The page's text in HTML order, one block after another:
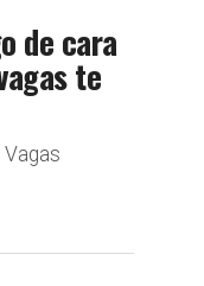
de cara
te